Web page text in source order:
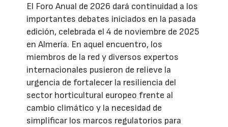
El Foro Anual de 2026 dará continuidad a los
importantes debates iniciados en la pasada
edición, celebrada el 4 de noviembre de 2025
en Almería. En aquel encuentro, los
miembros de la red y diversos expertos
internacionales pusieron de relieve la
urgencia de fortalecer la resiliencia del
sector horticultural europeo frente al
cambio climático y la necesidad de
simplificar los marcos regulatorios para